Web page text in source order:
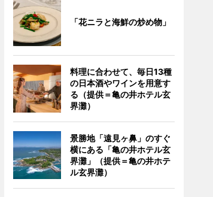
「花ニラと海鮮の炒め物」
料理に合わせて、毎日13種
の日本酒やワインを用意す
る（提供＝亀の井ホテル玄
界灘）
景勝地「遠見ヶ鼻」のすぐ
横にある「亀の井ホテル玄
界灘」（提供＝亀の井ホテ
ル玄界灘）